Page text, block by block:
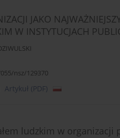
JAKO
W INSTYTUCJACH
nsz/129370
Artykuł (PDF)
ludzkim w organizacji